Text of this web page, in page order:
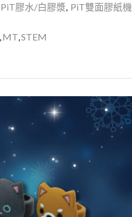
PiT膠水/白膠漿 PiT雙面膠紙機
MT STEM